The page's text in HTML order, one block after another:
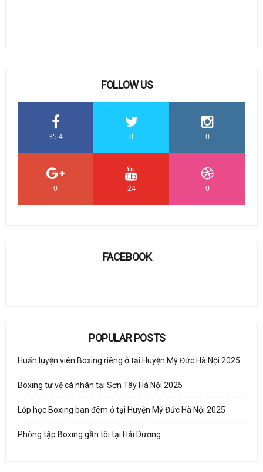
FOLLOW US
35.4 0 0
0 24 0
FACEBOOK
POPULAR POSTS
Huấn luyện viên Boxing riêng ở tại Huyện Mỹ Đức Hà Nội 2025
Boxing tự vệ cá nhân tại Sơn Tây Hà Nội 2025
Lớp học Boxing ban đêm ở tại Huyện Mỹ Đức Hà Nội 2025
Phòng tập Boxing gần tôi tại Hải Dương